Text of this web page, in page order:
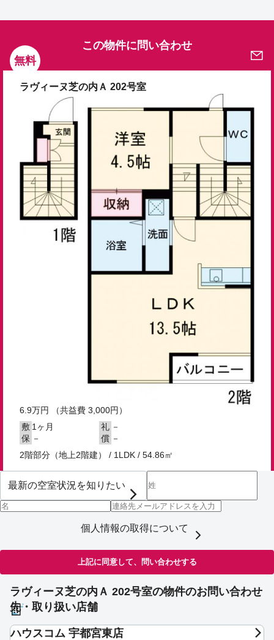
無料
この物件に問い合わせ
ラヴィーヌ芝の内Ａ 202号室
6.9万円
（共益費 3,000円）
敷 1ヶ月 礼 －
保 － 償 －
2階部分（地上2階建） / 1LDK / 54.86㎡
個人情報の取得について
上記に同意して、問い合わせする
ラヴィーヌ芝の内Ａ 202号室の物件のお問い合わせ
先・取り扱い店舗
ハウスコム 宇都宮東店